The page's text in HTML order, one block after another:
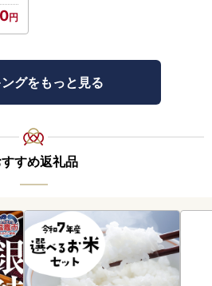
グをもっと見る
すめ返礼品